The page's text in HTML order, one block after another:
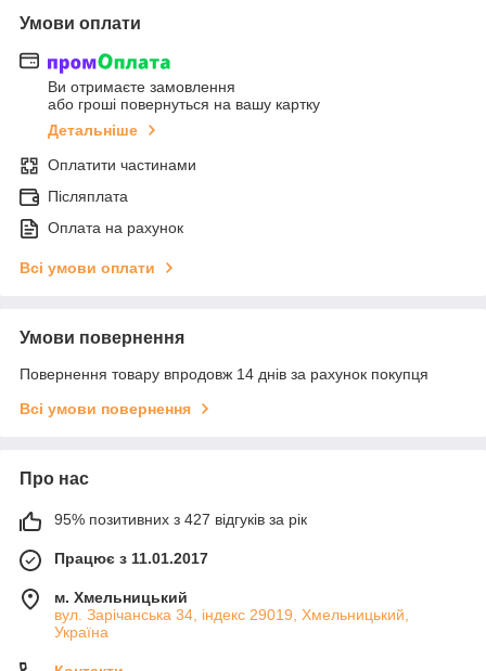
Умови оплати
Ви отримаєте замовлення
або гроші повернуться на вашу картку
Детальніше
Оплатити частинами
Післяплата
Оплата на рахунок
Всі умови оплати
Умови повернення
Повернення товару впродовж 14 днів за рахунок покупця
Всі умови повернення
Про нас
95% позитивних з 427 відгуків за рік
Працює з 11.01.2017
м. Хмельницький
вул. Зарічанська 34, індекс 29019, Хмельницький,
Україна